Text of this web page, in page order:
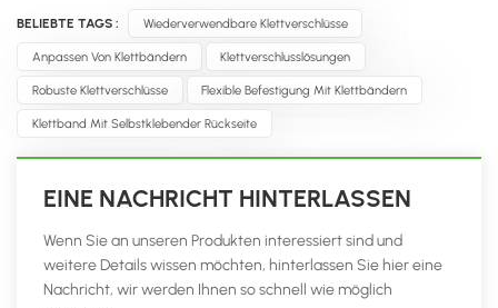
BELIEBTE TAGS : Wiederverwendbare Klettverschlüsse
Anpassen Von Klettbändern Klettverschlusslösungen
Robuste Klettverschlüsse Flexible Befestigung Mit Klettbändern
Klettband Mit Selbstklebender Rückseite
EINE NACHRICHT HINTERLASSEN
Wenn Sie an unseren Produkten interessiert sind und
weitere Details wissen möchten, hinterlassen Sie hier eine
Nachricht, wir werden Ihnen so schnell wie möglich